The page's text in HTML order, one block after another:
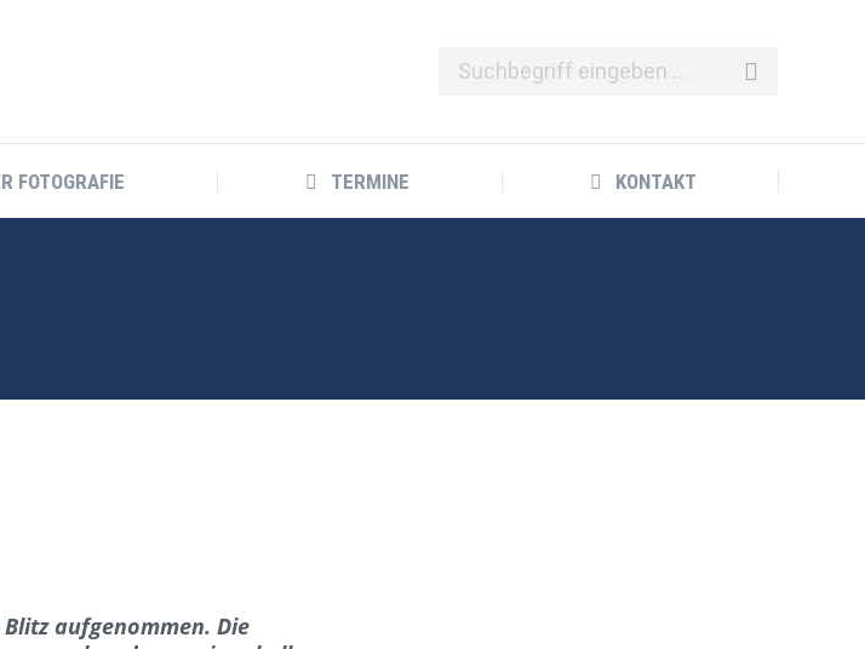
FOTOGRAFIE TERMINE KONTAKT
aufgenommen. Die